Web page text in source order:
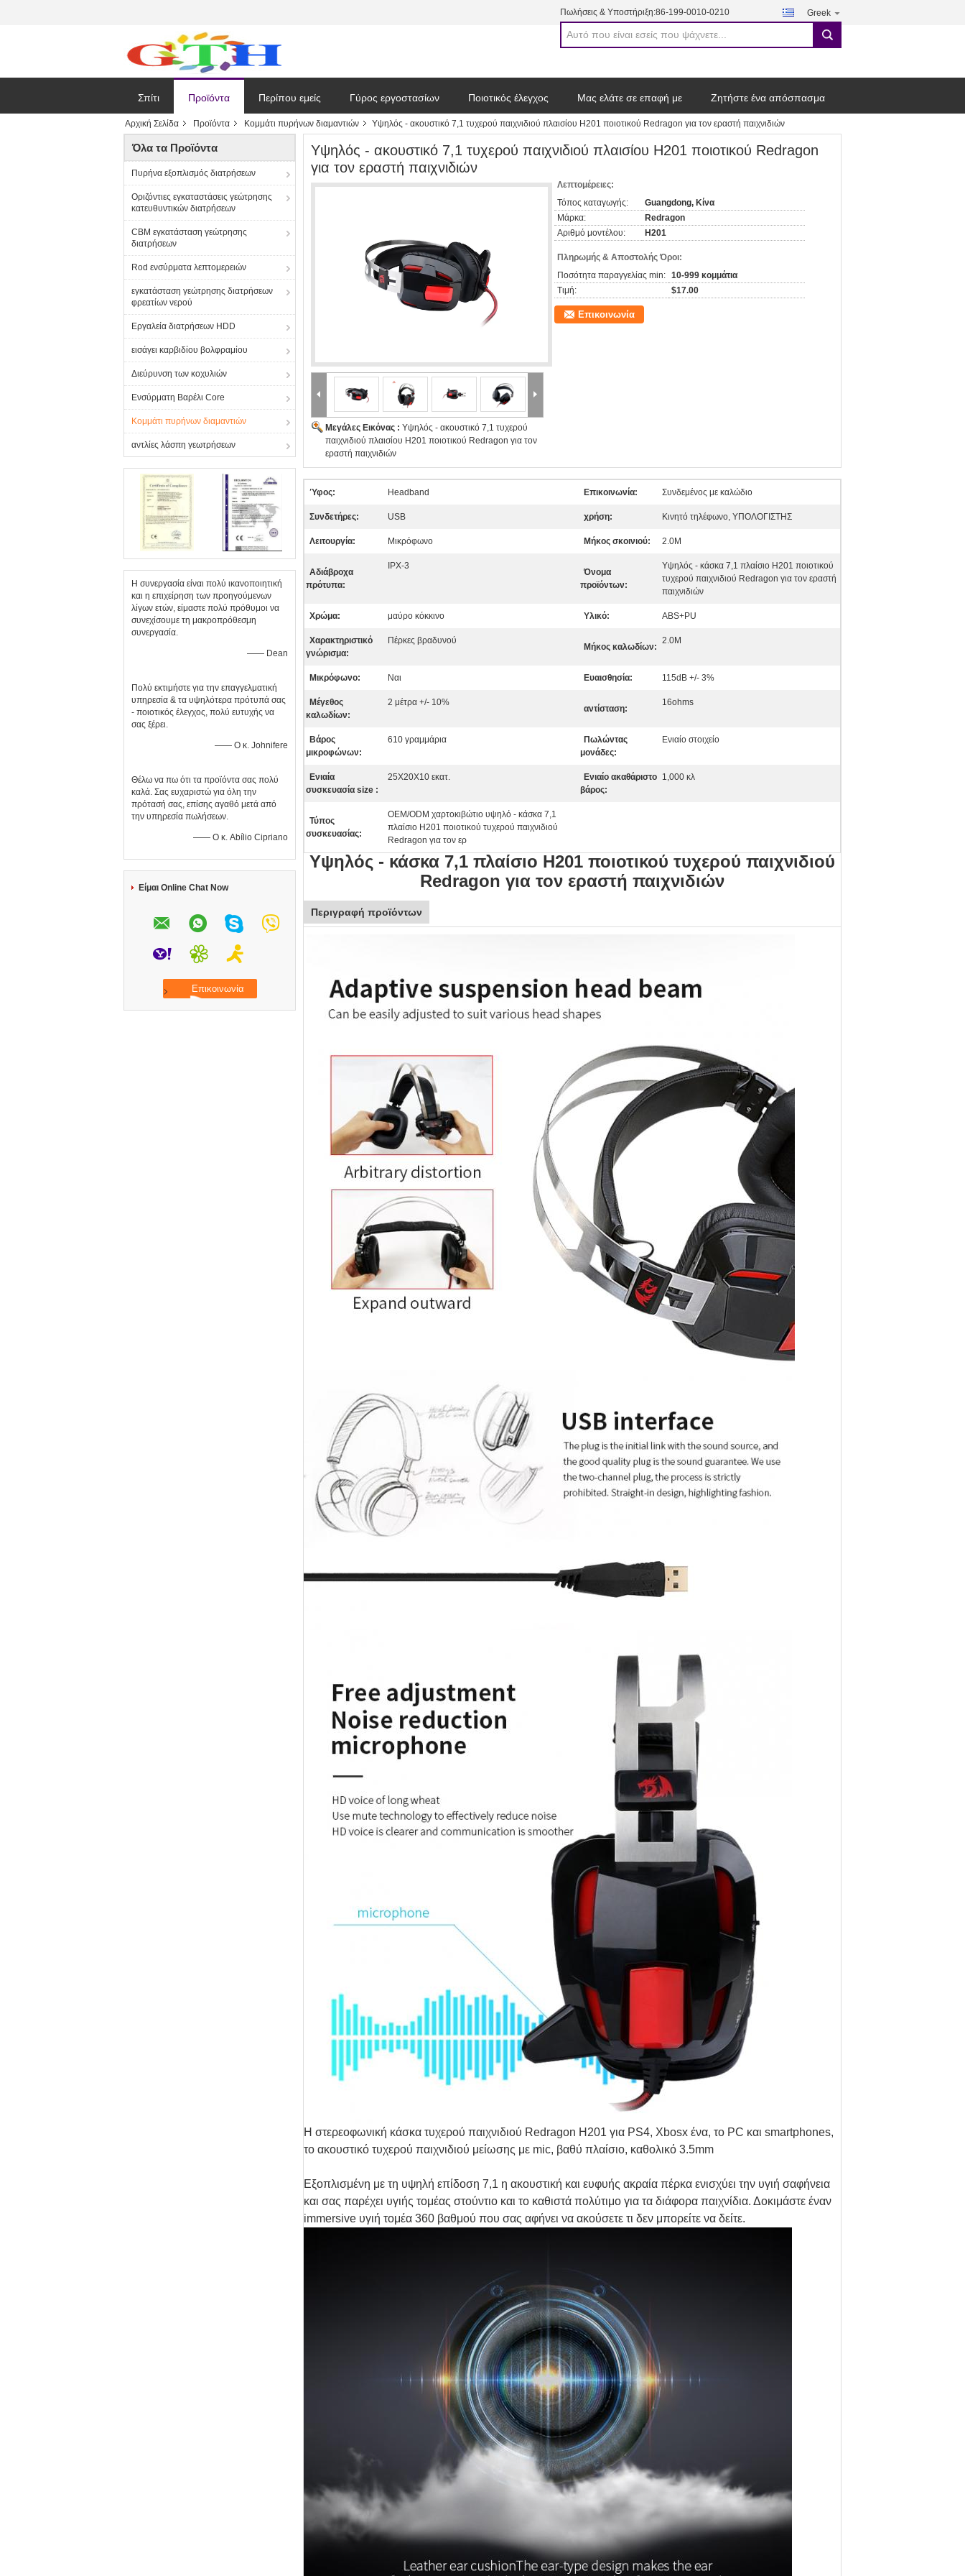
Πωλήσεις & Υποστήριξη:86-199-0010-0210 Greek
search
Σπίτι Προϊόντα Περίπου εμείς Γύρος εργοστασίων Ποιοτικός έλεγχος Μας ελάτε σε επαφή με Ζητήστε ένα απόσπασμα
Αρχική Σελίδα Προϊόντα Κομμάτι πυρήνων διαμαντιών Υψηλός - ακουστικό 7,1 τυχερού παιχνιδιού πλαισίου H201 ποιοτικού Redragon για τον εραστή παιχνιδιών
Όλα τα Προϊόντα
Πυρήνα εξοπλισμός διατρήσεων
Οριζόντιες εγκαταστάσεις γεώτρησης
κατευθυντικών διατρήσεων
CBM εγκατάσταση γεώτρησης
διατρήσεων
Rod ενσύρματα λεπτομερειών
εγκατάσταση γεώτρησης διατρήσεων
φρεατίων νερού
Εργαλεία διατρήσεων HDD
εισάγει καρβιδίου βολφραμίου
Διεύρυνση των κοχυλιών
Ενσύρματη Βαρέλι Core
Κομμάτι πυρήνων διαμαντιών
αντλίες λάσπη γεωτρήσεων
Η συνεργασία είναι πολύ ικανοποιητική
και η επιχείρηση των προηγούμενων
λίγων ετών, είμαστε πολύ πρόθυμοι να
συνεχίσουμε τη μακροπρόθεσμη
συνεργασία.
—— Dean
Πολύ εκτιμήστε για την επαγγελματική
υπηρεσία & τα υψηλότερα πρότυπά σας
- ποιοτικός έλεγχος, πολύ ευτυχής να
σας ξέρει.
—— Ο κ. Johnifere
Θέλω να πω ότι τα προϊόντα σας πολύ
καλά. Σας ευχαριστώ για όλη την
πρότασή σας, επίσης αγαθό μετά από
την υπηρεσία πωλήσεων.
—— Ο κ. Abílio Cipriano
Είμαι Online Chat Now
Υψηλός - ακουστικό 7,1 τυχερού παιχνιδιού πλαισίου H201 ποιοτικού Redragon
για τον εραστή παιχνιδιών
Μεγάλες Εικόνας : Υψηλός - ακουστικό 7,1 τυχερού
παιχνιδιού πλαισίου H201 ποιοτικού Redragon για τον
εραστή παιχνιδιών
Λεπτομέρειες:
Τόπος καταγωγής:
Guangdong, Κίνα
Μάρκα:
Redragon
Αριθμό μοντέλου:
H201
Πληρωμής & Αποστολής Όροι:
Ποσότητα παραγγελίας min: 10-999 κομμάτια
Τιμή:
$17.00
Επικοινωνία
Ύφος: Headband Επικοινωνία: Συνδεμένος με καλώδιο
Συνδετήρες: USB χρήση: Κινητό τηλέφωνο, ΥΠΟΛΟΓΙΣΤΗΣ
Λειτουργία: Μικρόφωνο Μήκος σκοινιού: 2.0M
Αδιάβροχα
πρότυπα:
IPX-3
Όνομα
προϊόντων:
Υψηλός - κάσκα 7,1 πλαίσιο H201 ποιοτικού
τυχερού παιχνιδιού Redragon για τον εραστή
παιχνιδιών
Χρώμα: μαύρο κόκκινο Υλικό: ABS+PU
Χαρακτηριστικό
γνώρισμα:
Πέρκες βραδυνού
Μήκος καλωδίων:
2.0M
Μικρόφωνο: Ναι Ευαισθησία: 115dB +/- 3%
Μέγεθος
καλωδίων:
2 μέτρα +/- 10%
αντίσταση:
16ohms
Βάρος
μικροφώνων:
610 γραμμάρια
Πωλώντας
μονάδες:
Ενιαίο στοιχείο
Ενιαία
συσκευασία size :
25X20X10 εκατ.
Ενιαίο ακαθάριστο
βάρος:
1,000 κλ
Τύπος
συσκευασίας:
OEM/ODM χαρτοκιβώτιο υψηλό - κάσκα 7,1
πλαίσιο H201 ποιοτικού τυχερού παιχνιδιού
Redragon για τον ερ
Υψηλός - κάσκα 7,1 πλαίσιο H201 ποιοτικού τυχερού παιχνιδιού
Redragon για τον εραστή παιχνιδιών
Περιγραφή προϊόντων
Η στερεοφωνική κάσκα τυχερού παιχνιδιού Redragon H201 για PS4, Xbosx ένα, το PC και smartphones,
το ακουστικό τυχερού παιχνιδιού μείωσης με mic, βαθύ πλαίσιο, καθολικό 3.5mm
Εξοπλισμένη με τη υψηλή επίδοση 7,1 η ακουστική και ευφυής ακραία πέρκα ενισχύει την υγιή σαφήνεια
και σας παρέχει υγιής τομέας στούντιο και το καθιστά πολύτιμο για τα διάφορα παιχνίδια. Δοκιμάστε έναν
immersive υγιή τομέα 360 βαθμού που σας αφήνει να ακούσετε τι δεν μπορείτε να δείτε.